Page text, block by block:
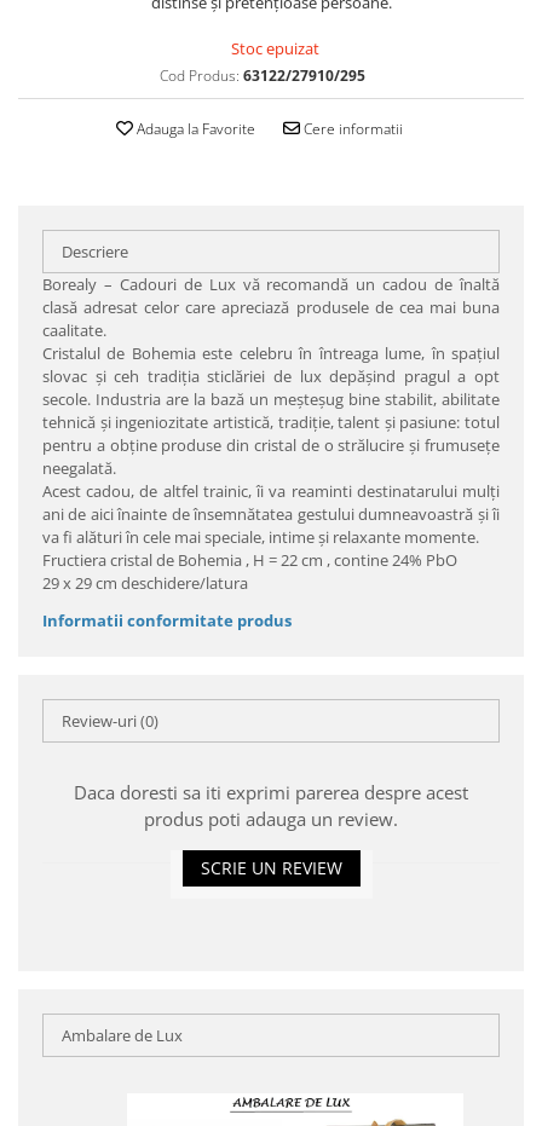
Stoc epuizat
Cod Produs: 63122/27910/295
Adauga la Favorite Cere informatii
Descriere
Borealy – Cadouri de Lux vă recomandă un cadou de înaltă
clasă adresat celor care apreciază produsele de cea mai buna
caalitate.
Cristalul de Bohemia este celebru în întreaga lume, în spaţiul
slovac şi ceh tradiţia sticlăriei de lux depăşind pragul a opt
secole. Industria are la bază un meşteşug bine stabilit, abilitate
tehnică şi ingeniozitate artistică, tradiţie, talent şi pasiune: totul
pentru a obţine produse din cristal de o strălucire şi frumuseţe
neegalată.
Acest cadou, de altfel trainic, îi va reaminti destinatarului mulţi
ani de aici înainte de însemnătatea gestului dumneavoastră şi îi
va fi alături în cele mai speciale, intime şi relaxante momente.
Fructiera cristal de Bohemia , H = 22 cm , contine 24% PbO
29 x 29 cm deschidere/latura
Informatii conformitate produs
Review-uri(0)
Daca doresti sa iti exprimi parerea despre acest
produs poti adauga un review.
SCRIE UN REVIEW
Ambalare de Lux